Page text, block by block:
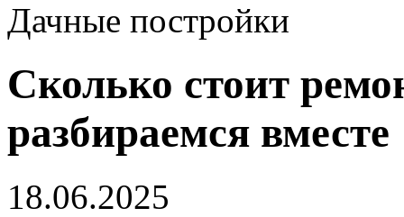
Дачные постройки
Сколько стоит
разбираемся вместе
18.06.2025